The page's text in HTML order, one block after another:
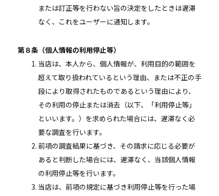
または訂正等を行わない旨の決定をしたときは遅滞
なく、これをユーザーに通知します。
第８条（個人情報の利用停止等）
当店は、本人から、個人情報が、利用目的の範囲を
超えて取り扱われているという理由、または不正の手
段により取得されたものであるという理由により、
その利用の停止または消去（以下、「利用停止等」
といいます。）を求められた場合には、遅滞なく必
要な調査を行います。
前項の調査結果に基づき、その請求に応じる必要が
あると判断した場合には、遅滞なく、当該個人情報
の利用停止等を行います。
当店は、前項の規定に基づき利用停止等を行った場